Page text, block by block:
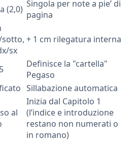
(2,0) Singola per note a pie’ di
pagina
sx
+ 1 cm rilegatura interna
Definisce la "cartella"
Pegaso
Sillabazione automatica
al
Inizia dal Capitolo 1
(l’indice e introduzione
restano non numerati o
in romano)